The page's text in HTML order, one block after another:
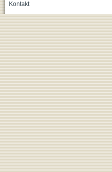
Kontakt